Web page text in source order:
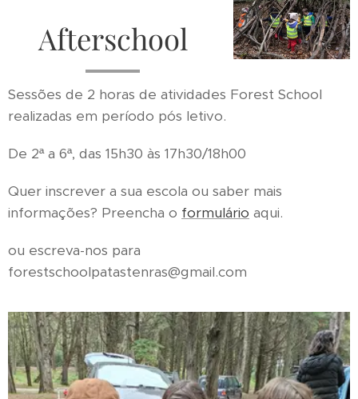
Afterschool
Sessões de 2 horas de atividades Forest School
realizadas em período pós letivo.
De 2ª a 6ª, das 15h30 às 17h30/18h00
Quer inscrever a sua escola ou saber mais
informações? Preencha o formulário aqui.
ou escreva-nos para
forestschoolpatastenras@gmail.com